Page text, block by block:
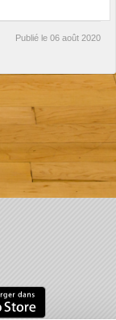
Publié le 06 août 2020